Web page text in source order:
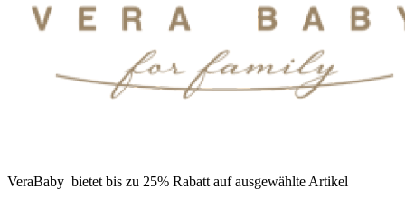
VeraBaby bietet bis zu 25% Rabatt auf ausgewählte Artikel